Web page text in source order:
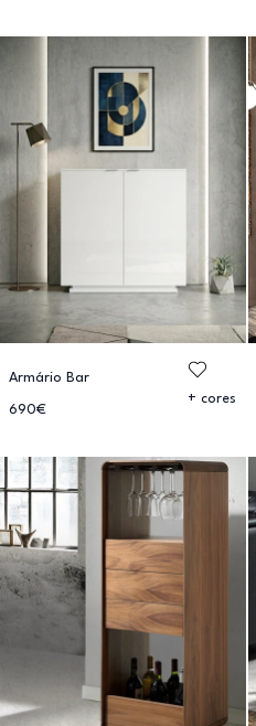
Armário Bar
690€
+ cores